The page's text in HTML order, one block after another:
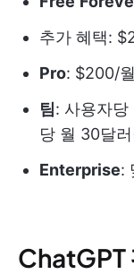
추가 혜택:
Pro: $200/월
팀: 사용자
당 월 30달
Enterprise:
ChatGPT